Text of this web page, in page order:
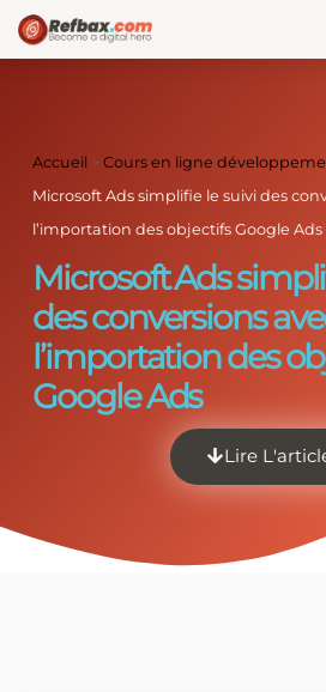
Accueil >Cours en ligne
Microsoft Ads simplifie le suivi des
l’importation des objectifs Google Ads
Microsoft Ads
des conversions
l’importation des
Google Ads
Lire